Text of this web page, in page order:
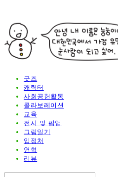
굿즈
캐릭터
사회공헌활동
콜라보레이션
교육
전시 및 팝업
그림일기
입점처
연혁
리뷰